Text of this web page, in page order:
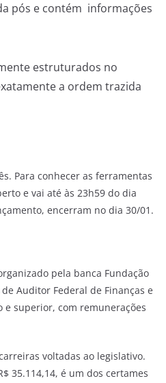
pós e contém informações
estruturados no
a ordem trazida
Para conhecer as ferramentas
e vai até às 23h59 do dia
encerram no dia 30/01.
pela banca Fundação
Auditor Federal de Finanças e
e superior, com remunerações
voltadas ao legislativo.
35.114,14, é um dos certames